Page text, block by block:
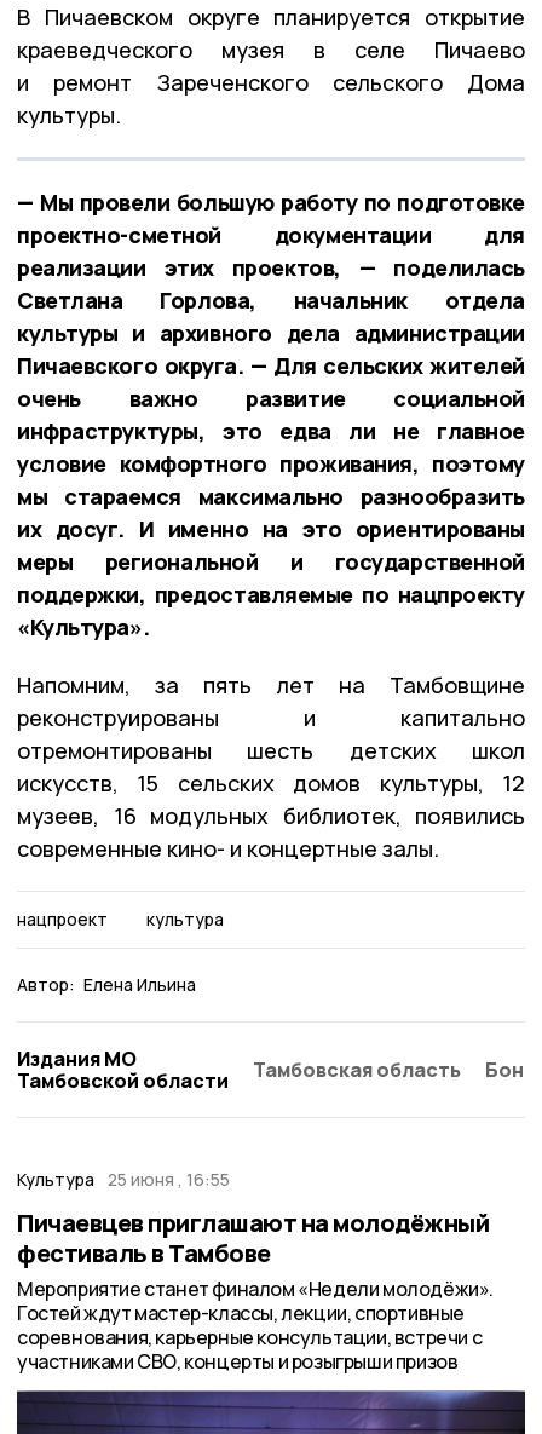
В Пичаевском округе планируется открытие
краеведческого музея в селе Пичаево
и ремонт Зареченского сельского Дома
культуры.
— Мы провели большую работу по подготовке
проектно-сметной документации для
реализации этих проектов, — поделилась
Светлана Горлова, начальник отдела
культуры и архивного дела администрации
Пичаевского округа. — Для сельских жителей
очень важно развитие социальной
инфраструктуры, это едва ли не главное
условие комфортного проживания, поэтому
мы стараемся максимально разнообразить
их досуг. И именно на это ориентированы
меры региональной и государственной
поддержки, предоставляемые по нацпроекту
«Культура».
Напомним, за пять лет на Тамбовщине
реконструированы и капитально
отремонтированы шесть детских школ
искусств, 15 сельских домов культуры, 12
музеев, 16 модульных библиотек, появились
современные кино- и концертные залы.
нацпроект культура
Автор: Елена Ильина
Издания МО
Тамбовской области
Тамбовская область
Культура 25 июня , 16:55
Пичаевцев приглашают на молодёжный
фестиваль в Тамбове
Мероприятие станет финалом «Недели молодёжи».
Гостей ждут мастер-классы, лекции, спортивные
соревнования, карьерные консультации, встречи с
участниками СВО, концерты и розыгрыши призов